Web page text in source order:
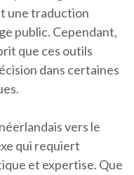
une traduction
public. Cependant,
que ces outils
dans certaines
vers le
qui requiert
et expertise. Que